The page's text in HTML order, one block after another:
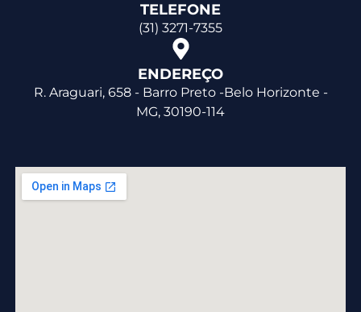
TELEFONE
(31) 3271-7355
ENDEREÇO
R. Araguari, 658 - Barro Preto -Belo Horizonte -
MG, 30190-114